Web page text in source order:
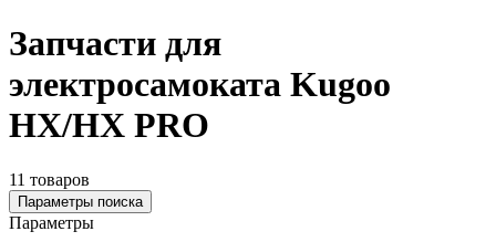
Запчасти для
электросамоката Kugoo
HX/HX PRO
11 товаров
Параметры поиска
Параметры